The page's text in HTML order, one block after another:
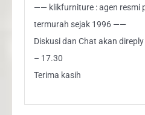
—— klikfurniture : agen resmi
termurah sejak 1996 ——
Diskusi dan Chat akan
– 17.30
Terima kasih